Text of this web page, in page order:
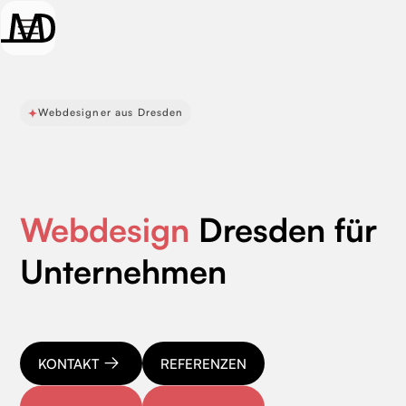
Webdesigner aus Dresden
Webdesign Dresden für
Unternehmen
KONTAKT REFERENZEN